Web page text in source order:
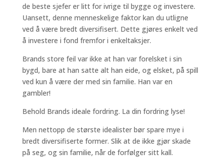
de beste sjefer er litt for ivrige til bygge og investere.
Uansett, denne menneskelige faktor kan du utligne
ved å være bredt diversifisert. Dette gjøres enkelt ved
å investere i fond fremfor i enkeltaksjer.
Brands store feil var ikke at han var forelsket i sin
bygd, bare at han satte alt han eide, og elsket, på spill
ved kun å være der med sin familie. Han var en
gambler!
Behold Brands ideale fordring. La din fordring lyse!
Men nettopp de største idealister bør spare mye i
bredt diversifiserte former. Slik at de ikke gjør skade
på seg, og sin familie, når de forfølger sitt kall.